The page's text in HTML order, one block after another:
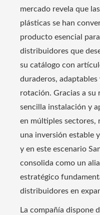
mercado revela que
plásticas se han
producto esencial para
distribuidores que
su catálogo con
duraderos, adaptables
rotación. Gracias a su
sencilla instalación y
en múltiples sectores,
una inversión estable
y en este escenario
consolida como un
estratégico
distribuidores en
La compañía dispone